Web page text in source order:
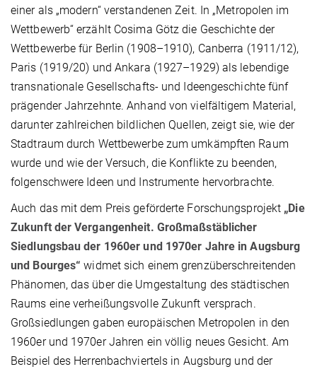
einer als „modern“ verstandenen Zeit. In „Metropolen im
Wettbewerb“ erzählt Cosima Götz die Geschichte der
Wettbewerbe für Berlin (1908–1910), Canberra (1911/12),
Paris (1919/20) und Ankara (1927–1929) als lebendige
transnationale Gesellschafts- und Ideengeschichte fünf
prägender Jahrzehnte. Anhand von vielfältigem Material,
darunter zahlreichen bildlichen Quellen, zeigt sie, wie der
Stadtraum durch Wettbewerbe zum umkämpften Raum
wurde und wie der Versuch, die Konflikte zu beenden,
folgenschwere Ideen und Instrumente hervorbrachte.
Auch das mit dem Preis geförderte Forschungsprojekt „Die
Zukunft der Vergangenheit. Großmaßstäblicher
Siedlungsbau der 1960er und 1970er Jahre in Augsburg
und Bourges“ widmet sich einem grenzüberschreitenden
Phänomen, das über die Umgestaltung des städtischen
Raums eine verheißungsvolle Zukunft versprach.
Großsiedlungen gaben europäischen Metropolen in den
1960er und 1970er Jahren ein völlig neues Gesicht. Am
Beispiel des Herrenbachviertels in Augsburg und der